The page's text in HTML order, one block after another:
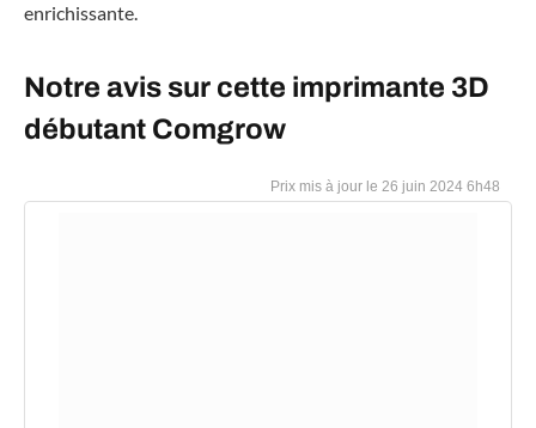
enrichissante.
Notre avis sur cette imprimante 3D
débutant Comgrow
26 juin 2024 6h48